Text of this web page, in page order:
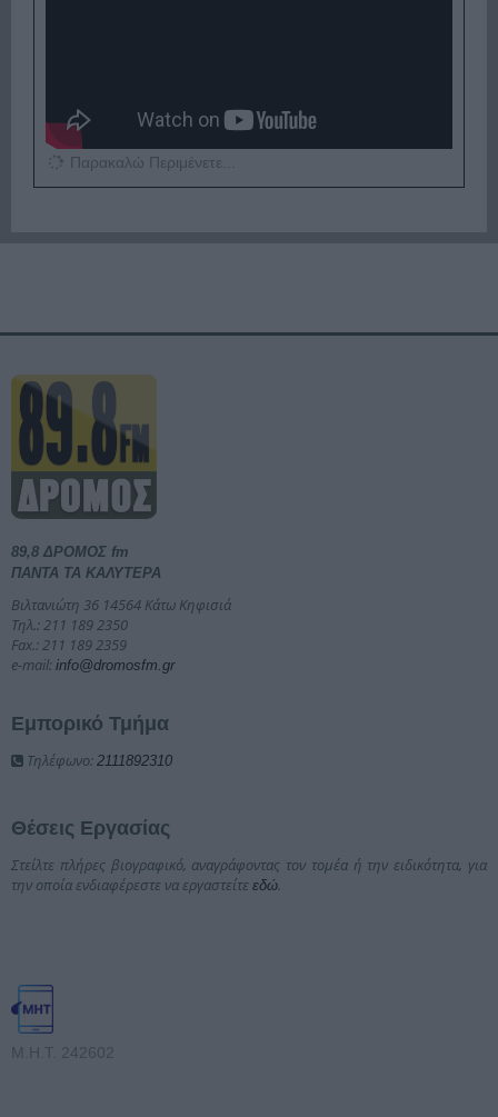
Παρακαλώ Περιμένετε...
89,8 ΔΡΟΜΟΣ fm
ΠΑΝΤΑ ΤΑ ΚΑΛΥΤΕΡΑ
Βιλτανιώτη 36 14564 Κάτω Κηφισιά
Τηλ.: 211 189 2350
Fax.: 211 189 2359
e-mail: info@dromosfm.gr
Εμπορικό Τμήμα
Τηλέφωνο: 2111892310
Θέσεις Εργασίας
Στείλτε πλήρες βιογραφικό, αναγράφοντας τον τομέα ή την ειδικότητα, για
την οποία ενδιαφέρεστε να εργαστείτε εδώ.
Μ.Η.Τ. 242602